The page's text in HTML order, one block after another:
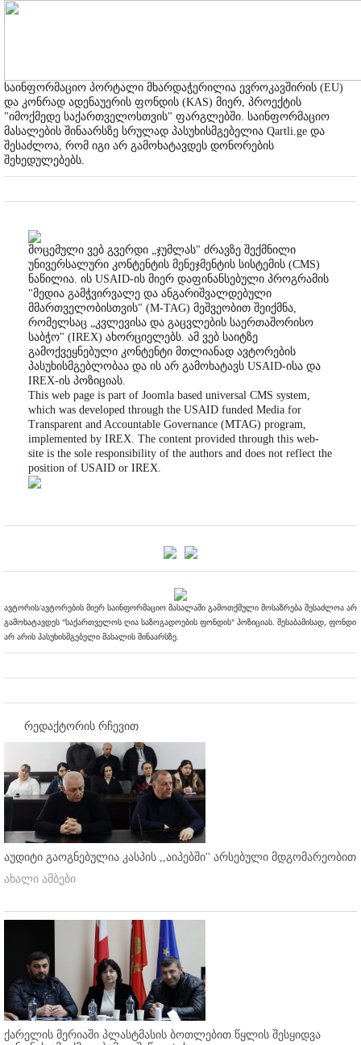
საინფორმაციო პორტალი მხარდაჭერილია ევროკავშირის (EU)
და კონრად ადენაუერის ფონდის (KAS) მიერ, პროექტის
"იმოქმედე საქართველოსთვის" ფარგლებში. საინფორმაციო
მასალების შინაარსზე სრულად პასუხისმგებელია Qartli.ge და
შესაძლოა, რომ იგი არ გამოხატავდეს დონორების
შეხედულებებს.
მოცემული ვებ გვერდი „ჯუმლას" ძრავზე შექმნილი
უნივერსალური კონტენტის მენეჯმენტის სისტემის (CMS)
ნაწილია. ის USAID-ის მიერ დაფინანსებული პროგრამის
"მედია გამჭვირვალე და ანგარიშვალდებული
მმართველობისთვის" (M-TAG) მეშვეობით შეიქმნა,
რომელსაც „კვლევისა და გაცვლების საერთაშორისო
საბჭო" (IREX) ახორციელებს. ამ ვებ საიტზე
გამოქვეყნებული კონტენტი მთლიანად ავტორების
პასუხისმგებლობაა და ის არ გამოხატავს USAID-ისა და
IREX-ის პოზიციას.
This web page is part of Joomla based universal CMS system,
which was developed through the USAID funded Media for
Transparent and Accountable Governance (MTAG) program,
implemented by IREX. The content provided through this web-
site is the sole responsibility of the authors and does not reflect the
position of USAID or IREX.
ავტორის/ავტორების მიერ საინფორმაციო მასალაში გამოთქმული მოსაზრება შესაძლოა არ
გამოხატავდეს "საქართველოს ღია საზოგადოების ფონდის" პოზიციას. შესაბამისად, ფონდი
არ არის პასუხისმგებელი მასალის შინაარსზე.
რედაქტორის რჩევით
აუდიტი გაოგნებულია კასპის ,,აიპებში'' არსებული მდგომარეობით
ახალი ამბები
ქარელის მერიაში პლასტმასის ბოთლებით წყლის შესყიდვა